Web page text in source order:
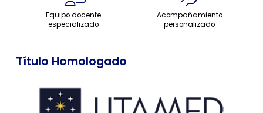
Equipo docente
especializado
Acompañamiento
personalizado
Título Homologado